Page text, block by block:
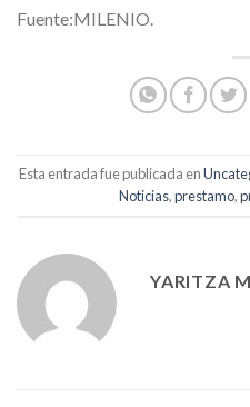
Fuente:MILENIO.
Esta entrada fue publicada en
Noticias,prestamo,
YARITZA